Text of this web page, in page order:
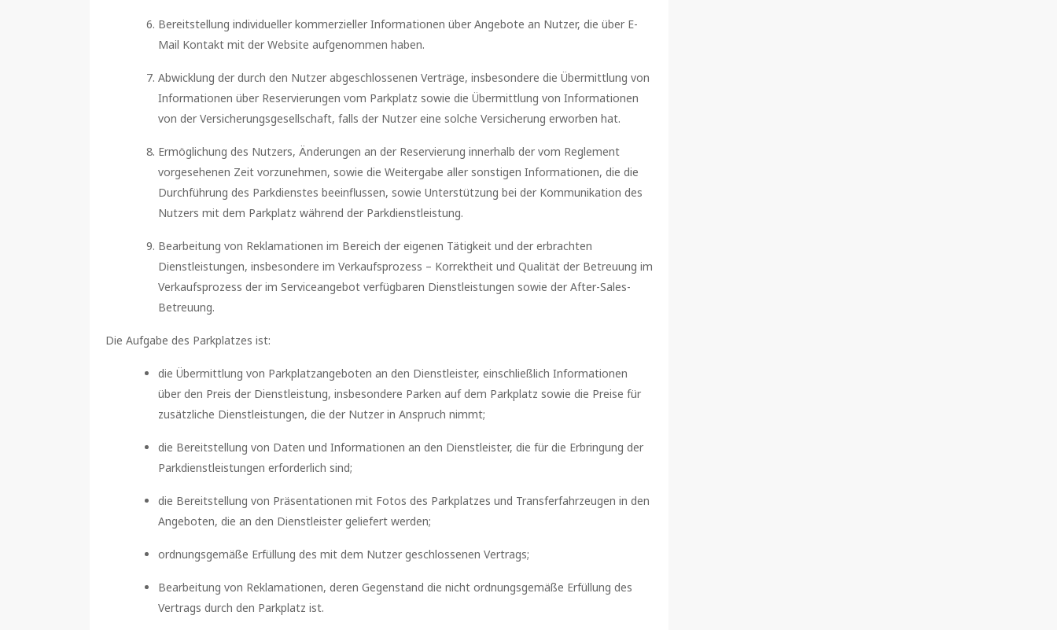
Bereitstellung individueller kommerzieller Informationen über Angebote an Nutzer, die über E-
Mail Kontakt mit der Website aufgenommen haben.
Abwicklung der durch den Nutzer abgeschlossenen Verträge, insbesondere die Übermittlung von
Informationen über Reservierungen vom Parkplatz sowie die Übermittlung von Informationen
von der Versicherungsgesellschaft, falls der Nutzer eine solche Versicherung erworben hat.
Ermöglichung des Nutzers, Änderungen an der Reservierung innerhalb der vom Reglement
vorgesehenen Zeit vorzunehmen, sowie die Weitergabe aller sonstigen Informationen, die die
Durchführung des Parkdienstes beeinflussen, sowie Unterstützung bei der Kommunikation des
Nutzers mit dem Parkplatz während der Parkdienstleistung.
Bearbeitung von Reklamationen im Bereich der eigenen Tätigkeit und der erbrachten
Dienstleistungen, insbesondere im Verkaufsprozess – Korrektheit und Qualität der Betreuung im
Verkaufsprozess der im Serviceangebot verfügbaren Dienstleistungen sowie der After-Sales-
Betreuung.
Die Aufgabe des Parkplatzes ist:
die Übermittlung von Parkplatzangeboten an den Dienstleister, einschließlich Informationen
über den Preis der Dienstleistung, insbesondere Parken auf dem Parkplatz sowie die Preise für
zusätzliche Dienstleistungen, die der Nutzer in Anspruch nimmt;
die Bereitstellung von Daten und Informationen an den Dienstleister, die für die Erbringung der
Parkdienstleistungen erforderlich sind;
die Bereitstellung von Präsentationen mit Fotos des Parkplatzes und Transferfahrzeugen in den
Angeboten, die an den Dienstleister geliefert werden;
ordnungsgemäße Erfüllung des mit dem Nutzer geschlossenen Vertrags;
Bearbeitung von Reklamationen, deren Gegenstand die nicht ordnungsgemäße Erfüllung des
Vertrags durch den Parkplatz ist.